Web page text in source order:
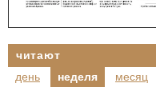
читают
день
неделя месяц